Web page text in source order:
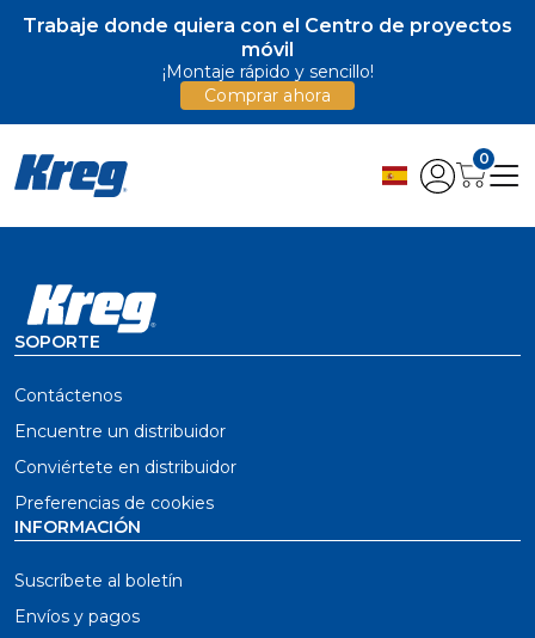
Trabaje donde quiera con el Centro de proyectos
móvil
¡Montaje rápido y sencillo!
Comprar ahora
0
SOPORTE
Contáctenos
Encuentre un distribuidor
Conviértete en distribuidor
Preferencias de cookies
INFORMACIÓN
Suscríbete al boletín
Envíos y pagos